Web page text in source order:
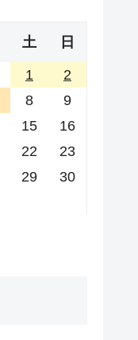
土 日
1
2
8
9
15
16
22
23
29
30